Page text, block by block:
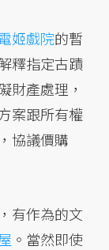
姬戲院的暫
釋指定古蹟
財產處理，
案跟所有權
協議價購
有作為的文
。當然即使